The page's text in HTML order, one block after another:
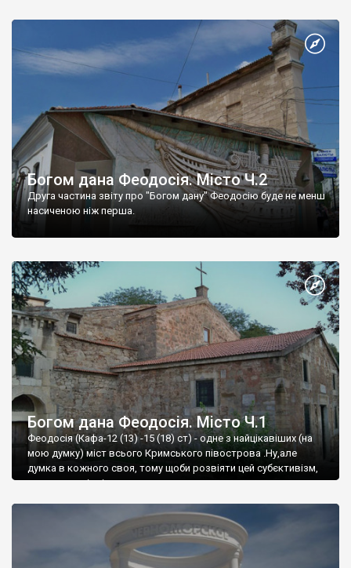
Богом дана Феодосія. Місто Ч.2
Друга частина звіту про "Богом дану" Феодосію буде не менш
насиченою ніж перша.
Богом дана Феодосія. Місто Ч.1
Феодосія (Кафа-12 (13) -15 (18) ст) - одне з найцікавіших (на
мою думку) міст всього Кримського півострова .Ну,але
думка в кожного своя, тому щоби розвіяти цей субєктивізм,
запрошую відвідати це